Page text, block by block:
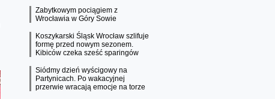
Zabytkowym pociągiem z
Wrocławia w Góry Sowie
Koszykarski Śląsk Wrocław szlifuje
formę przed nowym sezonem.
Kibiców czeka sześć sparingów
Siódmy dzień wyścigowy na
Partynicach. Po wakacyjnej
przerwie wracają emocje na torze